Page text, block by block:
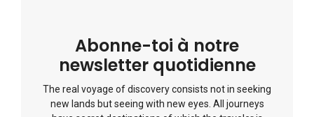
Abonne-toi à notre
newsletter quotidienne
The real voyage of discovery consists not in seeking
new lands but seeing with new eyes. All journeys